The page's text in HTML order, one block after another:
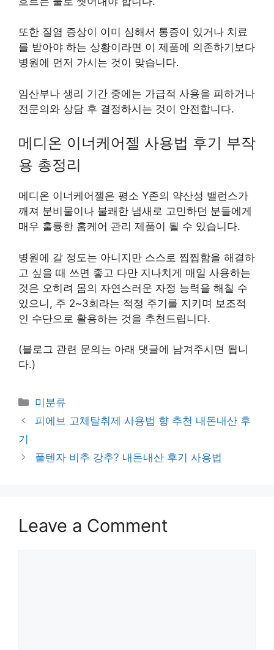
또한 질염 증상이 이미 심해서 통증이 있거나 치료
를 받아야 하는 상황이라면 이 제품에 의존하기보다
병원에 먼저 가시는 것이 맞습니다.
임산부나 생리 기간 중에는 가급적 사용을 피하거나
전문의와 상담 후 결정하시는 것이 안전합니다.
메디온 이너케어젤 사용법 후기 부작
용 총정리
메디온 이너케어젤은 평소 Y존의 약산성 밸런스가
깨져 분비물이나 불쾌한 냄새로 고민하던 분들에게
매우 훌륭한 홈케어 관리 제품이 될 수 있습니다.
병원에 갈 정도는 아니지만 스스로 찝찝함을 해결하
고 싶을 때 쓰면 좋고 다만 지나치게 매일 사용하는
것은 오히려 몸의 자연스러운 자정 능력을 해칠 수
있으니, 주 2~3회라는 적정 주기를 지키며 보조적
인 수단으로 활용하는 것을 추천드립니다.
(블로그 관련 문의는 아래 댓글에 남겨주시면 됩니
다.)
Categories
미분류
피에브 고체탈취제 사용법 향 추천 내돈내산 후
기
풀텐자 비추 강추? 내돈내산 후기 사용법
Leave a Comment